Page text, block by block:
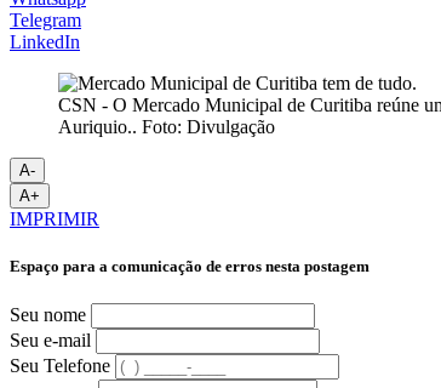
Telegram
LinkedIn
CSN - O Mercado Municipal de Curitiba reúne
Auriquio.. Foto: Divulgação
A-
A+
IMPRIMIR
Espaço para a comunicação de erros nesta postagem
Seu nome
Seu e-mail
Seu Telefone